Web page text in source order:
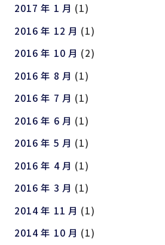
2017 年 1 月 (1)
2016 年 12 月 (1)
2016 年 10 月 (2)
2016 年 8 月 (1)
2016 年 7 月 (1)
2016 年 6 月 (1)
2016 年 5 月 (1)
2016 年 4 月 (1)
2016 年 3 月 (1)
2014 年 11 月 (1)
2014 年 10 月 (1)